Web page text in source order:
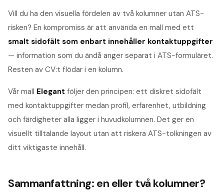
Vill du ha den visuella fördelen av två kolumner utan ATS-
risken? En kompromiss är att använda en mall med ett
smalt sidofält som enbart innehåller kontaktuppgifter
— information som du ändå anger separat i ATS-formuläret.
Resten av CV:t flödar i en kolumn.
Vår mall Elegant följer den principen: ett diskret sidofält
med kontaktuppgifter medan profil, erfarenhet, utbildning
och färdigheter alla ligger i huvudkolumnen. Det ger en
visuellt tilltalande layout utan att riskera ATS-tolkningen av
ditt viktigaste innehåll.
Sammanfattning: en eller två kolumner?